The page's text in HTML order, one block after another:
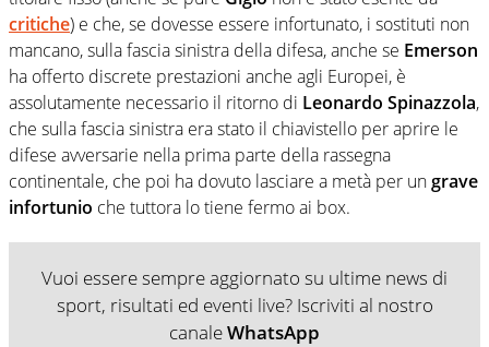
critiche) e che, se dovesse essere infortunato, i sostituti non
mancano, sulla fascia sinistra della difesa, anche se Emerson
ha offerto discrete prestazioni anche agli Europei, è
assolutamente necessario il ritorno di Leonardo Spinazzola,
che sulla fascia sinistra era stato il chiavistello per aprire le
difese avversarie nella prima parte della rassegna
continentale, che poi ha dovuto lasciare a metà per ungrave
infortunio che tuttora lo tiene fermo ai box.
Vuoi essere sempre aggiornato su ultime news di
sport, risultati ed eventi live? Iscriviti al nostro
canaleWhatsApp